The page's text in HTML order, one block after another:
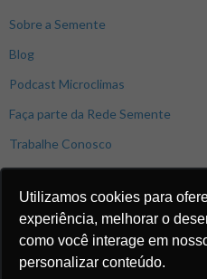
Utilizamos cookies para
experiência, melhorar o
como você interage em
personalizar conteúdo.
Sobre a Semente
Blog
Podcast Microclimas
Faça parte da Rede Semente
Trabalhe Conosco